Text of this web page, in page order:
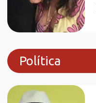
Política